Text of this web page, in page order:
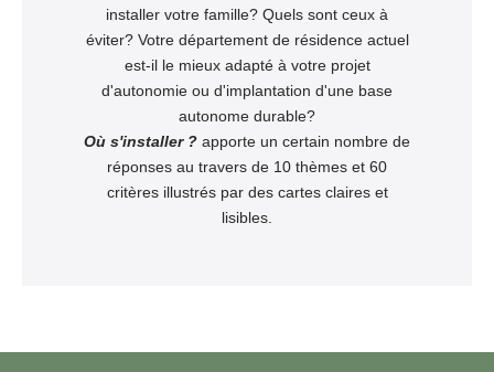
installer votre famille? Quels sont ceux à
éviter? Votre département de résidence actuel
est-il le mieux adapté à votre projet
d'autonomie ou d'implantation d'une base
autonome durable?
Où s'installer ? apporte un certain nombre de
réponses au travers de 10 thèmes et 60
critères illustrés par des cartes claires et
lisibles.